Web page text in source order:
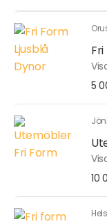
5
10